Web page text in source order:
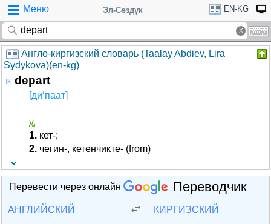
Меню Эл-Сөздүк EN-KG
Англо-киргизский словарь (Taalay Abdiev, Lira
Sydykova)(en-kg)
depart
[ди‘паат]
v.
1. кет-;
2. чегин-, кетенчикте- (from)
Перевести через онлайн Переводчик
АНГЛИЙСКИЙ КИРГИЗСКИЙ